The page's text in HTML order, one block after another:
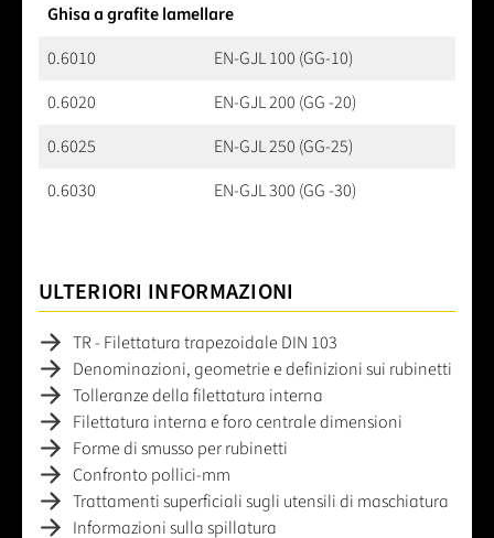
Ghisa a grafite lamellare
0.6010
EN-GJL 100 (GG-10)
0.6020
EN-GJL 200 (GG -20)
0.6025
EN-GJL 250 (GG-25)
0.6030
EN-GJL 300 (GG -30)
ULTERIORI INFORMAZIONI
TR - Filettatura trapezoidale DIN 103
Denominazioni, geometrie e definizioni sui rubinetti
Tolleranze della filettatura interna
Filettatura interna e foro centrale dimensioni
Forme di smusso per rubinetti
Confronto pollici-mm
Trattamenti superficiali sugli utensili di maschiatura
Informazioni sulla spillatura